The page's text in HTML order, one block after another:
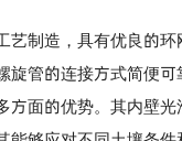
制造，具有优良的环
管的连接方式简便可
面的优势。其内壁光